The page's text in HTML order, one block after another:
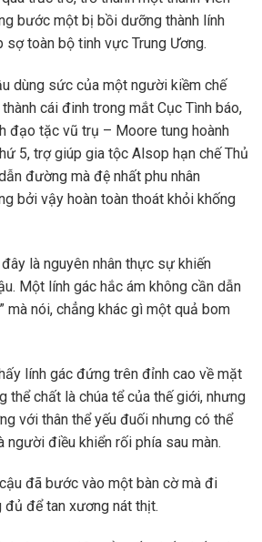
bước một bị bồi dưỡng thành lính
sợ toàn bộ tinh vực Trung Ương.
dùng sức của một người kiềm chế
cái đinh trong mắt Cục Tình báo,
đạo tặc vũ trụ – Moore tung hoành
5, trợ giúp gia tộc Alsop hạn chế Thủ
đường mà đệ nhất phu nhân
bởi vậy hoàn toàn thoát khỏi khống
là nguyên nhân thực sự khiến
Một lính gác hắc ám không cần dẫn
mà nói, chẳng khác gì một quả bom
lính gác đứng trên đỉnh cao về mặt
thể chất là chúa tể của thế giới, nhưng
với thân thể yếu đuối nhưng có thể
người điều khiển rối phía sau màn.
đã bước vào một bàn cờ mà đi
để tan xương nát thịt.